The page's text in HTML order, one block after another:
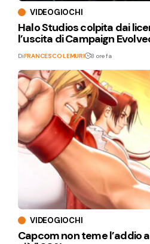
VIDEOGIOCHI
Halo Studios colpita dai
l’uscita di Campaign
DiFRANCESCO LEMURI 8 ore fa
VIDEOGIOCHI
Capcom non teme l’addio